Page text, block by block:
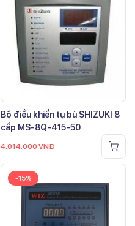
Bộ điều khiển tụ bù SHIZUKI 8
cấp MS-8Q-415-50
4.014.000 VNĐ
-15%